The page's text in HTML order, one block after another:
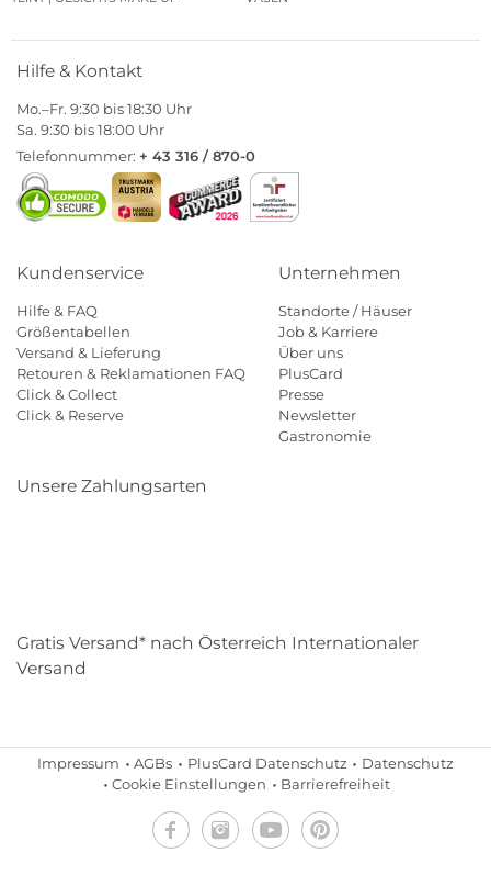
Hilfe & Kontakt
Mo.–Fr. 9:30 bis 18:30 Uhr
Sa. 9:30 bis 18:00 Uhr
Telefonnummer: + 43 316 / 870-0
Kundenservice
Hilfe & FAQ
Größentabellen
Versand & Lieferung
Retouren & Reklamationen FAQ
Click & Collect
Click & Reserve
Unternehmen
Standorte / Häuser
Job & Karriere
Über uns
PlusCard
Presse
Newsletter
Gastronomie
Unsere Zahlungsarten
Gratis Versand* nach Österreich Internationaler
Versand
Impressum AGBs PlusCard Datenschutz
Datenschutz
Cookie Einstellungen
Barrierefreiheit